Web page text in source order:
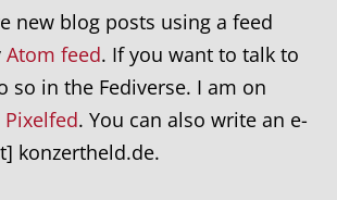
new blog posts using a feed
Atom feed. If you want to talk to
so in the Fediverse. I am on
Pixelfed. You can also write an e-
konzertheld.de.